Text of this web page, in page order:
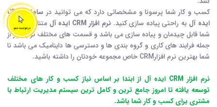
کسب و کار شما پرسونا و مشخصاتی دارد که می توانید در
سامانه CRM
ایده آل به راحتی پیاده سازی کنید. نرم افزار CRM ایده آل
متناسب با نیاز
شما قابل چیدمان و پیاده سازی می باشد و قسمت های مختلف نرم افزار از
جمله فرایند های کاری و گروه بندی ها و دسترسی ها داینامیک می باشد تا
شما بهترین نرم افزارCRM خاص مجموعه خودتان را داشته باشید.
نرم افزار CRM ایده آل از ابتدا بر اساس نیاز کسب و کار های مختلف
توسعه یافته تا امروز جامع ترین و کامل ترین سیستم مدیریت ارتباط با
مشتری برای کسب و کار شما باشد.